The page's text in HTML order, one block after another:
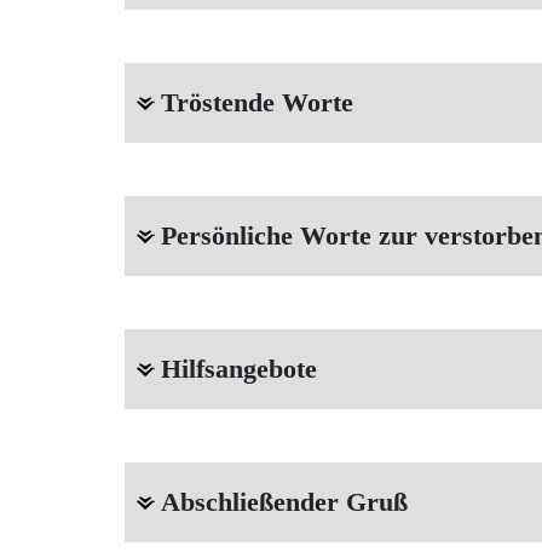
Tröstende Worte
Persönliche Worte zur
Hilfsangebote
Abschließender Gruß